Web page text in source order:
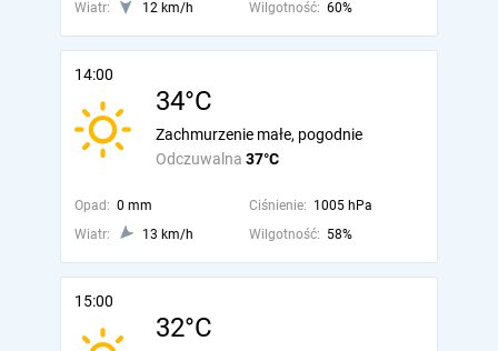
Wiatr:
12 km/h Wilgotność: 60%
14:00
34°C
Odczuwalna 37°C
Zachmurzenie małe, pogodnie
Opad: 0 mm Ciśnienie: 1005 hPa
Wiatr:
13 km/h Wilgotność: 58%
15:00
32°C